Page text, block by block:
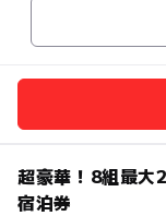
超豪華！8組最大
宿泊券